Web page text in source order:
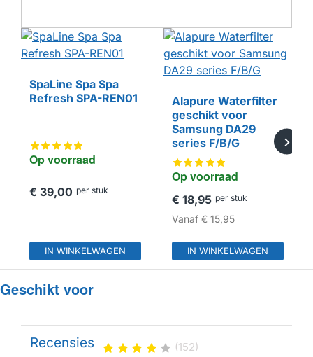
Op voorraad
SpaLine Spa Spa
Refresh SPA-REN01
€ 39,00 per stuk
IN WINKELWAGEN
HUISMERK
Op voorraad
Alapure Waterfilter
geschikt voor
Samsung DA29
series F/B/G
€ 18,95 per stuk
Vanaf€ 15,95
IN WINKELWAGEN
Geschikt voor
Recensies (152)